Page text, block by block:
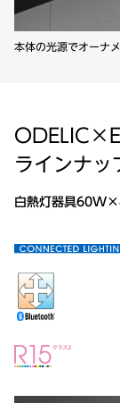
本体の光源でオーナ
ラインナッ
白熱灯器具